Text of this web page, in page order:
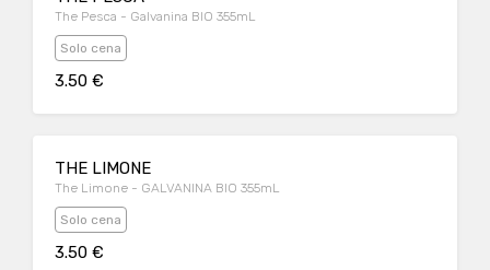
The Pesca - Galvanina BIO 355mL
Solo cena
3.50 €
THE LIMONE
The Limone - GALVANINA BIO 355mL
Solo cena
3.50 €